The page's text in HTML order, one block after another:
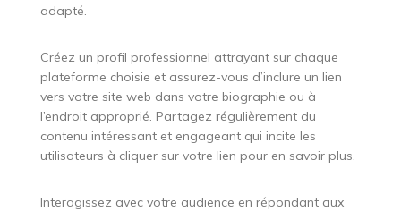
adapté.
Créez un profil professionnel attrayant sur chaque
plateforme choisie et assurez-vous d’inclure un lien
vers votre site web dans votre biographie ou à
l’endroit approprié. Partagez régulièrement du
contenu intéressant et engageant qui incite les
utilisateurs à cliquer sur votre lien pour en savoir plus.
Interagissez avec votre audience en répondant aux